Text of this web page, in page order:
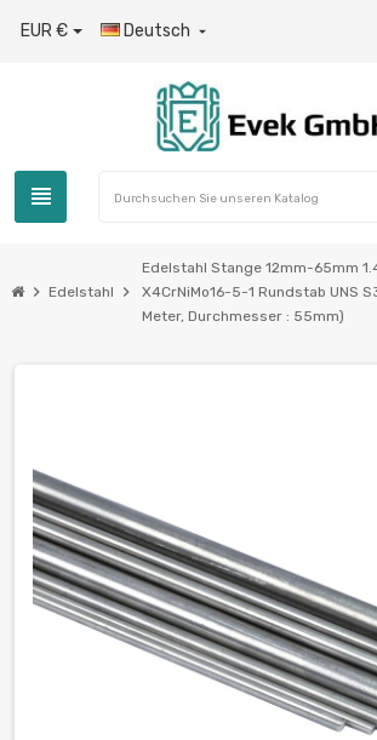
EUR € Deutsch 
view_headline
chevron_right Edelstahl chevron_right
Edelstahl Stange 12mm-65mm
X4CrNiMo16-5-1 Rundstab UNS
Meter, Durchmesser : 55mm)